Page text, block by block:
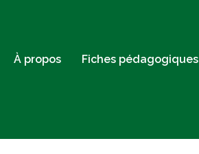
À propos Fiches pédagogiques